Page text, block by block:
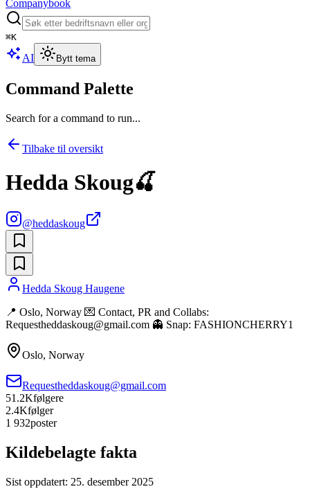
Companybook
⌘K
AI Bytt tema
Command Palette
Search for a command to run...
Tilbake til oversikt
Hedda Skoug🍒
@heddaskoug
Hedda Skoug Haugene
📍 Oslo, Norway 💌 Contact, PR and Collabs:
Requestheddaskoug@gmail.com 👻 Snap: FASHIONCHERRY1
Oslo, Norway
Requestheddaskoug@gmail.com
51.2Kfølgere
2.4Kfølger
1 932poster
Kildebelagte fakta
Sist oppdatert: 25. desember 2025